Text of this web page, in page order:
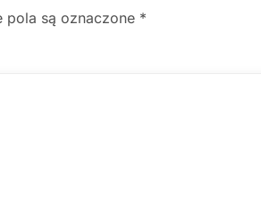
pola są oznaczone *